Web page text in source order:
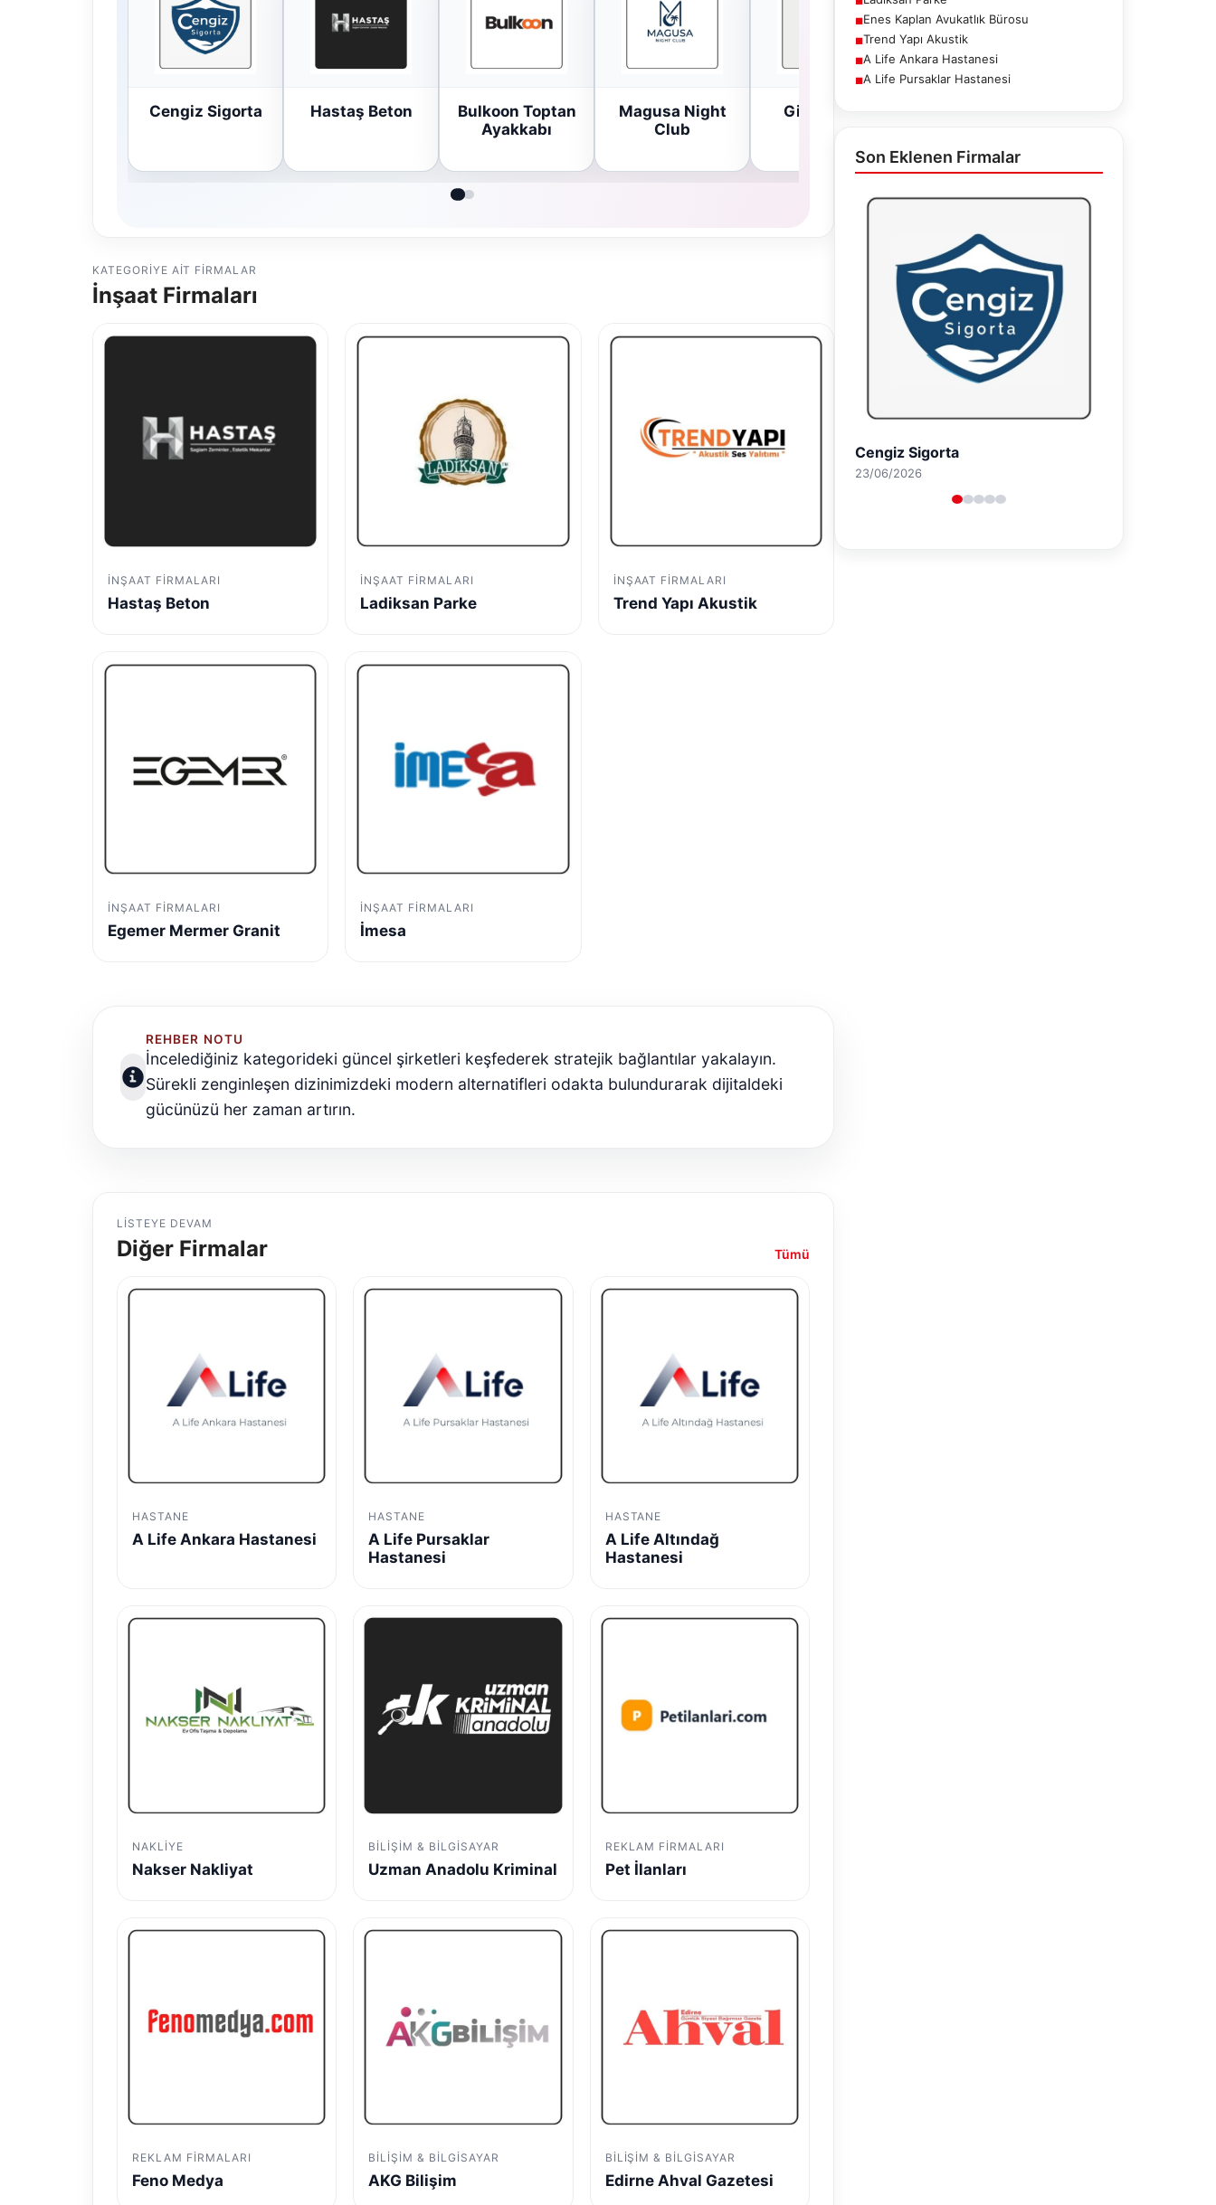
Cengiz Sigorta Hastaş Beton
Bulkoon Toptan
Ayakkabı
Magusa Night
Club
Girne Night
KATEGORIYE AIT FIRMALAR
İnşaat Firmaları
İNŞAAT FIRMALARI
Hastaş Beton
İNŞAAT FIRMALARI
Ladiksan Parke
İNŞAAT FIRMALARI
Trend Yapı Akustik
İNŞAAT FIRMALARI
Egemer Mermer Granit
İNŞAAT FIRMALARI
İmesa
REHBER NOTU
İncelediğiniz kategorideki güncel şirketleri keşfederek stratejik bağlantılar yakalayın.
Sürekli zenginleşen dizinimizdeki modern alternatifleri odakta bulundurarak dijitaldeki
gücünüzü her zaman artırın.
LISTEYE DEVAM
Diğer Firmalar Tümü
HASTANE
A Life Ankara Hastanesi
HASTANE
A Life Pursaklar
Hastanesi
HASTANE
A Life Altındağ
Hastanesi
NAKLIYE
Nakser Nakliyat
BILIŞIM & BILGISAYAR
Uzman Anadolu Kriminal
REKLAM FIRMALARI
Pet İlanları
REKLAM FIRMALARI
Feno Medya
BILIŞIM & BILGISAYAR
AKG Bilişim
BILIŞIM & BILGISAYAR
Edirne Ahval Gazetesi
■Enes Kaplan Avukatlık Bürosu
■Trend Yapı Akustik
■A Life Ankara Hastanesi
■A Life Pursaklar Hastanesi
Son Eklenen Firmalar
Hastaş Beton
26/05/2026